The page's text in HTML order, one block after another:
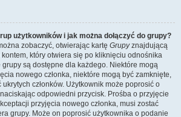
użytkowników i jak można dołączyć do grupy?
zobaczyć, otwierając kartę Grupyznajdującą
który otwiera się po kliknięciu odnośnika
grupy są dostępne dla każdego. Niektóre mogą
nowego członka, niektóre mogą być zamknięte,
członków. Użytkownik może poprosić o
odpowiedni przycisk. Prośba o przyjęcie
przyjęcia nowego członka, musi zostać
grupy. Może on poprosić użytkownika o podanie